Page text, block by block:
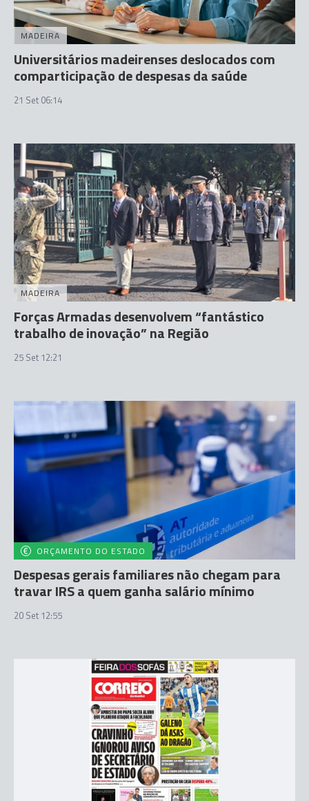
MADEIRA
Universitários madeirenses deslocados com
comparticipação de despesas da saúde
21 Set 06:14
MADEIRA
Forças Armadas desenvolvem “fantástico
trabalho de inovação” na Região
25 Set 12:21
ORÇAMENTO DO ESTADO
Despesas gerais familiares não chegam para
travar IRS a quem ganha salário mínimo
20 Set 12:55